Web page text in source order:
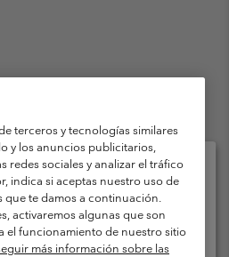
Venta
Garantía
de miembros
Por Los Usuarios
terceros y tecnologías similares
y los anuncios publicitarios,
redes sociales y analizar el tráfico
indica si aceptas nuestro uso de
que te damos a continuación.
activaremos algunas que son
el funcionamiento de nuestro sitio
más información sobre las
país e idioma envío
en línea disponibles